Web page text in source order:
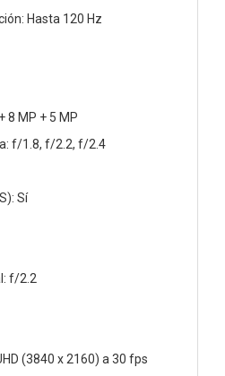
Hasta 120 Hz
8 MP + 5 MP
f/1.8, f/2.2, f/2.4
Sí
f/2.2
(3840 x 2160) a 30 fps